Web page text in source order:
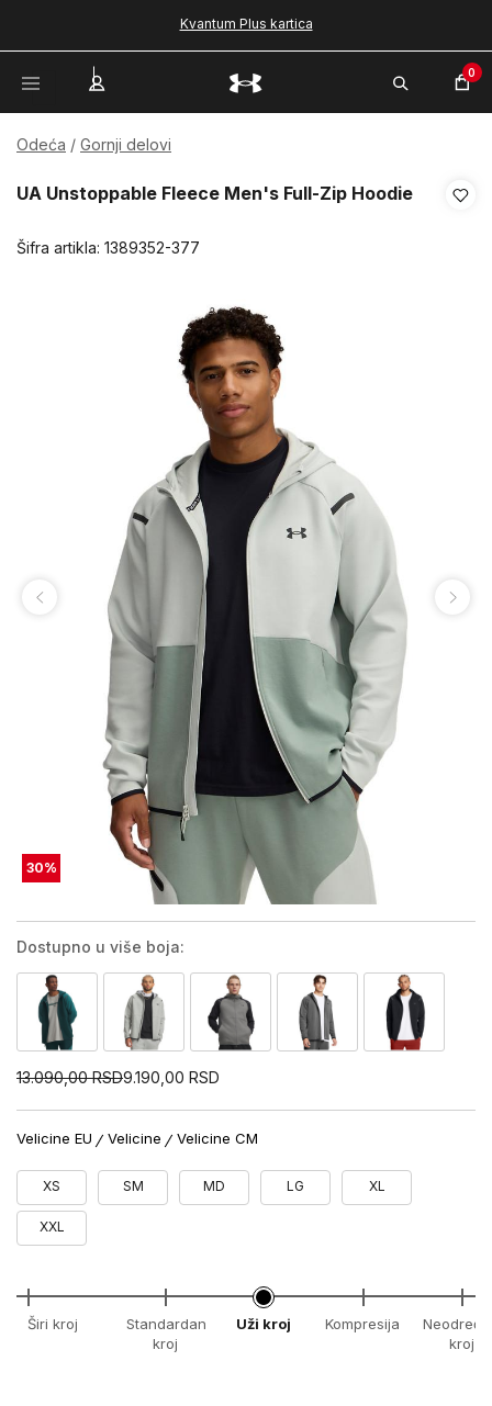
Kvantum Plus kartica
0
Odeća Gornji delovi
UA Unstoppable Fleece Men's Full-Zip Hoodie
Šifra artikla: 1389352-377
30%
Dostupno u više boja:
13.090,00 RSD9.190,00 RSD
Velicine EU Velicine Velicine CM
XS SM MD LG XL
XXL
Širi kroj
Standardan
kroj
Uži kroj Kompresija
kroj